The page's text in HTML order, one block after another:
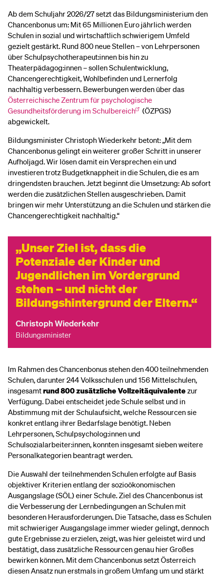
Ab dem Schuljahr 2026/27 setzt das Bildungsministerium den
Chancenbonus um: Mit 65 Millionen Euro jährlich werden
Schulen in sozial und wirtschaftlich schwierigem Umfeld
gezielt gestärkt. Rund 800 neue Stellen – von Lehrpersonen
über Schulpsychotherapeut:innen bis hin zu
Theaterpädagog:innen – sollen Schulentwicklung,
Chancengerechtigkeit, Wohlbefinden und Lernerfolg
nachhaltig verbessern. Bewerbungen werden über das
Österreichische Zentrum für psychologische
Gesundheitsförderung im Schulbereich
(ÖZPGS)
abgewickelt.
Bildungsminister Christoph Wiederkehr betont: „Mit dem
Chancenbonus gelingt ein weiterer großer Schritt in unserer
Aufholjagd. Wir lösen damit ein Versprechen ein und
investieren trotz Budgetknappheit in die Schulen, die es am
dringendsten brauchen. Jetzt beginnt die Umsetzung: Ab sofort
werden die zusätzlichen Stellen ausgeschrieben. Damit
bringen wir mehr Unterstützung an die Schulen und stärken die
Chancengerechtigkeit nachhaltig.“
Unser Ziel ist, dass die
Potenziale der Kinder und
Jugendlichen im Vordergrund
stehen – und nicht der
Bildungshintergrund der Eltern.
Christoph Wiederkehr
Bildungsminister
Im Rahmen des Chancenbonus stehen den 400 teilnehmenden
Schulen, darunter 244 Volksschulen und 156 Mittelschulen,
insgesamtrund 800 zusätzliche Vollzeitäquivalentezur
Verfügung. Dabei entscheidet jede Schule selbst und in
Abstimmung mit der Schulaufsicht, welche Ressourcen sie
konkret entlang ihrer Bedarfslage benötigt. Neben
Lehrpersonen, Schulpsycholog:innen und
Schulsozialarbeiter:innen, konnten insgesamt sieben weitere
Personalkategorien beantragt werden.
Die Auswahl der teilnehmenden Schulen erfolgte auf Basis
objektiver Kriterien entlang der sozioökonomischen
Ausgangslage (SÖL) einer Schule. Ziel des Chancenbonus ist
die Verbesserung der Lernbedingungen an Schulen mit
besonderen Herausforderungen. Die Tatsache, dass es Schulen
mit schwieriger Ausgangslage immer wieder gelingt, dennoch
gute Ergebnisse zu erzielen, zeigt, was hier geleistet wird und
bestätigt, dass zusätzliche Ressourcen genau hier Großes
bewirken können. Mit dem Chancenbonus setzt Österreich
diesen Ansatz nun erstmals in großem Umfang um und stärkt